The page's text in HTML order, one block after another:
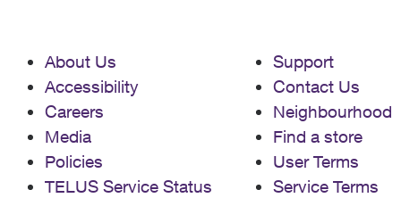
About Us
Accessibility
Careers
Media
Policies
TELUS Service Status
Support
Contact Us
Neighbourhood
Find a store
User Terms
Service Terms